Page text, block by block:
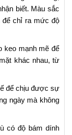
biết. Màu sắc
để chỉ ra mức độ
keo mạnh mẽ để
khác nhau, từ
để chịu được sự
ngày mà không
có độ bám dính